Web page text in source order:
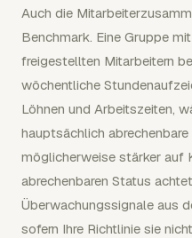
Auch die
Benchmark. Eine Gruppe
freigestellten Mitarbeitern
wöchentliche
Löhnen und Arbeitszeiten,
hauptsächlich
möglicherweise stärker auf
abrechenbaren Status
Überwachungssignale aus
sofern Ihre Richtlinie sie